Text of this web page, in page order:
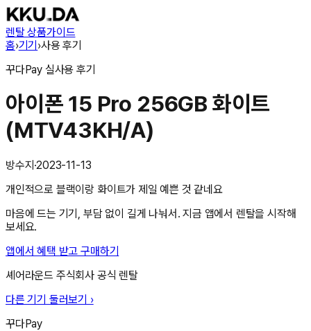
렌탈 상품가이드
홈›기기›사용 후기
꾸다Pay 실사용 후기
아이폰 15 Pro 256GB 화이트
(MTV43KH/A)
방수지·2023-11-13
개인적으로 블랙이랑 화이트가 제일 예쁜 것 같네요
마음에 드는 기기, 부담 없이 길게 나눠서. 지금 앱에서 렌탈을 시작해
보세요.
앱에서 혜택 받고 구매하기
셰어라운드 주식회사 공식 렌탈
다른 기기 둘러보기 ›
꾸다Pay